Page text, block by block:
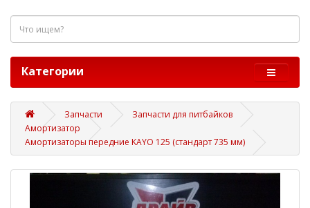
Категории
Запчасти
Запчасти для питбайков
Амортизатор
Амортизаторы передние KAYO 125 (стандарт 735 мм)